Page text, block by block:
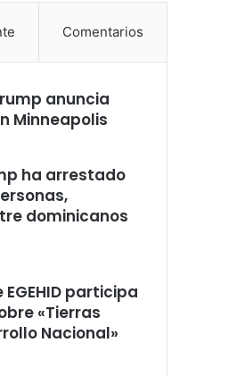
Comentarios
anuncia
Minneapolis
ha arrestado
dominicanos
participa
«Tierras
Nacional»